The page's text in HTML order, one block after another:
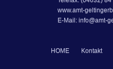
www.amt-
E-Mail: info@amt-
HOME Kontakt